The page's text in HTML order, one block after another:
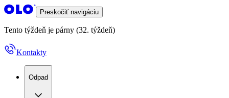
Preskočiť navigáciu
Tento týždeň je párny (32. týždeň)
Kontakty
Odpad